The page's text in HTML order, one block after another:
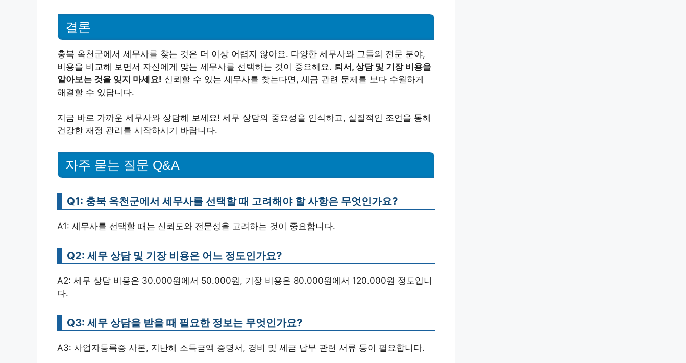
결론
충북 옥천군에서 세무사를 찾는 것은 더 이상 어렵지 않아요. 다양한 세무사와 그들의 전문 분야,
비용을 비교해 보면서 자신에게 맞는 세무사를 선택하는 것이 중요해요. 뢰서, 상담 및 기장 비용을
알아보는 것을 잊지 마세요! 신뢰할 수 있는 세무사를 찾는다면, 세금 관련 문제를 보다 수월하게
해결할 수 있답니다.
지금 바로 가까운 세무사와 상담해 보세요! 세무 상담의 중요성을 인식하고, 실질적인 조언을 통해
건강한 재정 관리를 시작하시기 바랍니다.
자주 묻는 질문 Q&A
Q1: 충북 옥천군에서 세무사를 선택할 때 고려해야 할 사항은 무엇인가요?
A1: 세무사를 선택할 때는 신뢰도와 전문성을 고려하는 것이 중요합니다.
Q2: 세무 상담 및 기장 비용은 어느 정도인가요?
A2: 세무 상담 비용은 30.000원에서 50.000원, 기장 비용은 80.000원에서 120.000원 정도입니
다.
Q3: 세무 상담을 받을 때 필요한 정보는 무엇인가요?
A3: 사업자등록증 사본, 지난해 소득금액 증명서, 경비 및 세금 납부 관련 서류 등이 필요합니다.